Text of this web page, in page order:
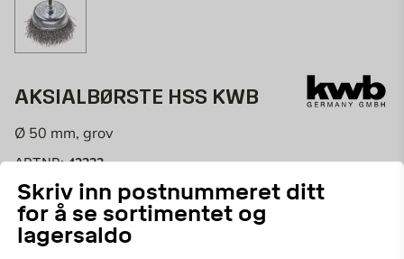
Skriv inn postnummeret ditt
for å se sortimentet og
lagersaldo
AKSIALBØRSTE HSS KWB
Ø 50 mm, grov
ART.NR:42333
Ekstra kraftig koppbørste med bølget HSS-ståltråd som
er perfekt for arbeid på mellomstore områder.
Diameter: Ø50 mm Ståltråd: grov / Ø0,3 mm Skaft: 6
Vis mer